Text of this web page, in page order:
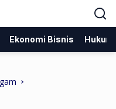
Ekonomi Bisnis Hukum